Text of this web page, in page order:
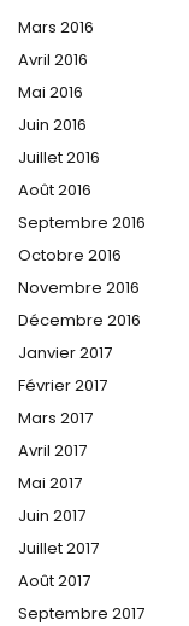
Mars 2016
Avril 2016
Mai 2016
Juin 2016
Juillet 2016
Août 2016
Septembre 2016
Octobre 2016
Novembre 2016
Décembre 2016
Janvier 2017
Février 2017
Mars 2017
Avril 2017
Mai 2017
Juin 2017
Juillet 2017
Août 2017
Septembre 2017